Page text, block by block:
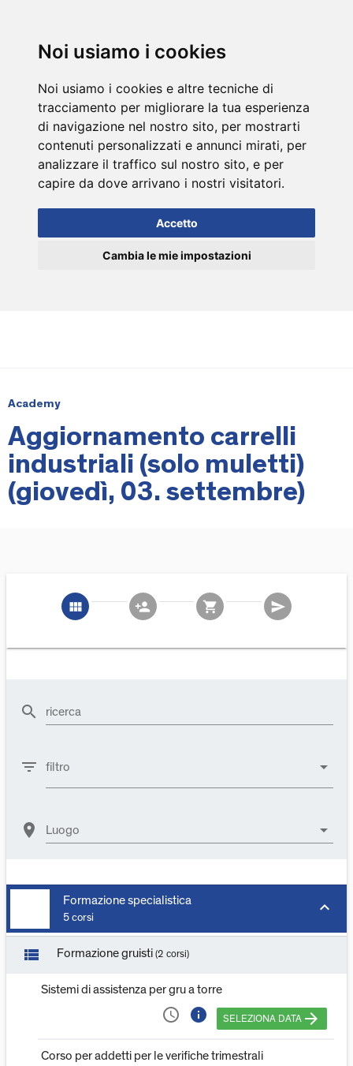
Noi usiamo i cookies
Noi usiamo i cookies e altre tecniche di
tracciamento per migliorare la tua esperienza
di navigazione nel nostro sito, per mostrarti
contenuti personalizzati e annunci mirati, per
analizzare il traffico sul nostro sito, e per
capire da dove arrivano i nostri visitatori.
Accetto
Cambia le mie impostazioni
Academy
Aggiornamento carrelli
industriali (solo muletti)
(giovedì, 03. settembre)
view_module person_add shopping_cart send
search ricerca
filter_list filtro arrow_drop_down
location_on Luogo arrow_drop_down
Formazione specialistica
5 corsi
keyboard_arrow_down
view_list Formazione gruisti (2 corsi)
Sistemi di assistenza per gru a torre
access_time info SELEZIONA DATA arrow_forward
Corso per addetti per le verifiche trimestrali